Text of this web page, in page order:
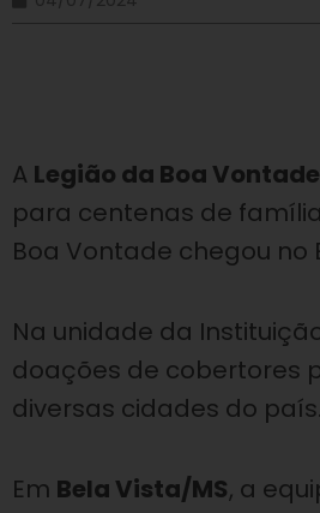
A Legião da Boa Vontade
para centenas de
Boa Vontade chegou no
Na unidade da
doações de cobertores
diversas cidades do país.
Em Bela Vista/MS, a